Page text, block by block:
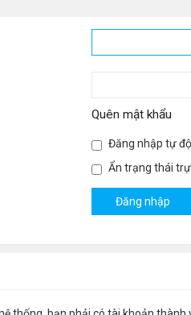
Quên mật khẩu
Đăng nhập tự
Ẩn trạng thái